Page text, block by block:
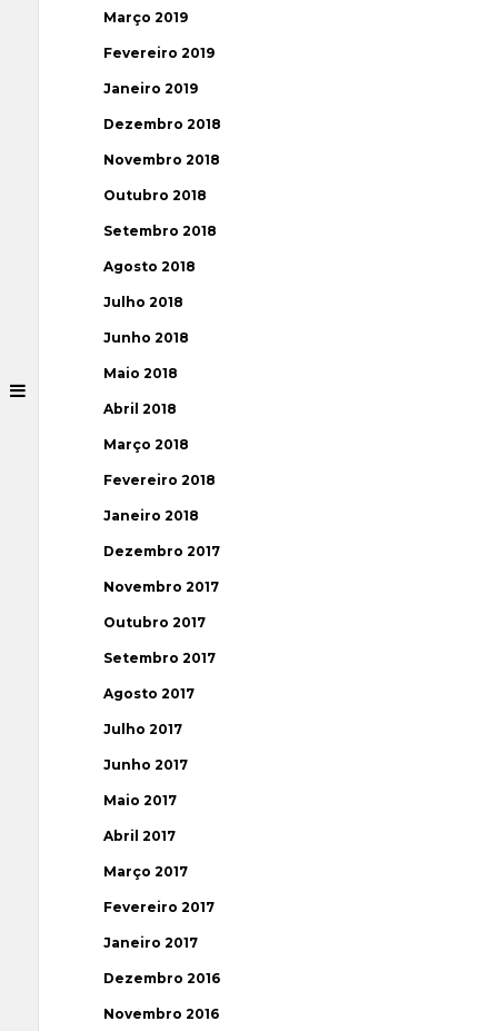
Março 2019
Fevereiro 2019
Janeiro 2019
Dezembro 2018
Novembro 2018
Outubro 2018
Setembro 2018
Agosto 2018
Julho 2018
Junho 2018
Maio 2018
Abril 2018
Março 2018
Fevereiro 2018
Janeiro 2018
Dezembro 2017
Novembro 2017
Outubro 2017
Setembro 2017
Agosto 2017
Julho 2017
Junho 2017
Maio 2017
Abril 2017
Março 2017
Fevereiro 2017
Janeiro 2017
Dezembro 2016
Novembro 2016